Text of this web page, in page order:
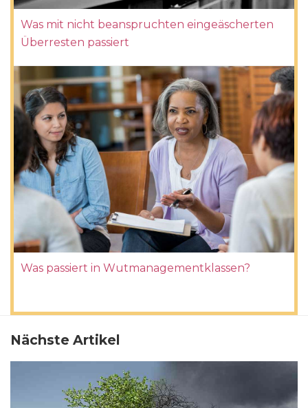
Was mit nicht beanspruchten eingeäscherten
Überresten passiert
Was passiert in Wutmanagementklassen?
Nächste Artikel